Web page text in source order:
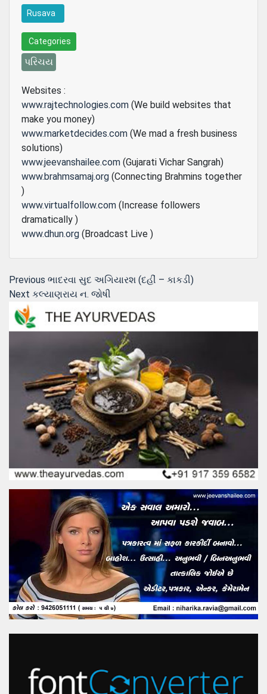
Rusava
Categories
પરિચય
Websites :
www.rajtechnologies.com (We build websites that
make you money)
www.marketdecides.com (We mad a fresh business
solutions)
www.jeevanshailee.com (Gujarati Vichar Sangrah)
www.brahmsamaj.org (Connecting Brahmins together
)
www.virtualfollow.com (Increase followers
dramatically )
www.dhun.org (Broadcast Live )
Post
navigation
Previous Previous
post:
ભાદરવા સુદ અગિયારશ (દહીં – કાકડી)
Next Next
કલ્યાણરાય ન. જોષી